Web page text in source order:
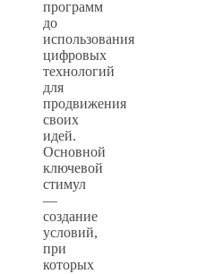
программ
до
использования
цифровых
технологий
для
продвижения
своих
идей.
Основной
ключевой
стимул
—
создание
условий,
при
которых